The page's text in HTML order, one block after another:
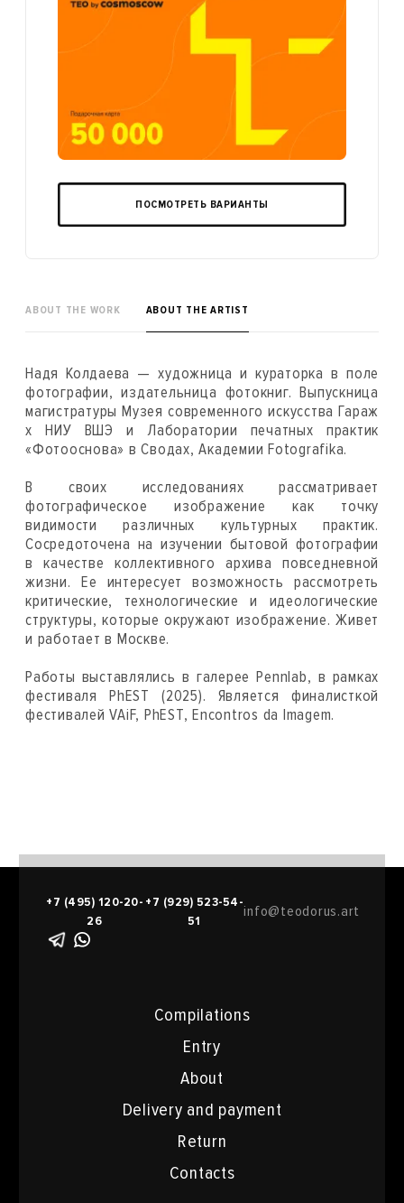
ПОСМОТРЕТЬ ВАРИАНТЫ
ABOUT THE WORK ABOUT THE ARTIST
Надя Колдаева — художница и кураторка в поле
фотографии, издательница фотокниг. Выпускница
магистратуры Музея современного искусства Гараж
х НИУ ВШЭ и Лаборатории печатных практик
«Фотооснова» в Сводах, Академии Fotografika.
В своих исследованиях рассматривает
фотографическое изображение как точку
видимости различных культурных практик.
Сосредоточена на изучении бытовой фотографии
в качестве коллективного архива повседневной
жизни. Ее интересует возможность рассмотреть
критические, технологические и идеологические
структуры, которые окружают изображение. Живет
и работает в Москве.
Работы выставлялись в галерее Pennlab, в рамках
фестиваля PhEST (2025). Является финалисткой
фестивалей VAiF, PhEST, Encontros da Imagem.
Compilations
Entry
About
Delivery and payment
Return
Contacts
+7 (495) 120-20-
26
+7 (929) 523-54-
51
info@teodorus.art